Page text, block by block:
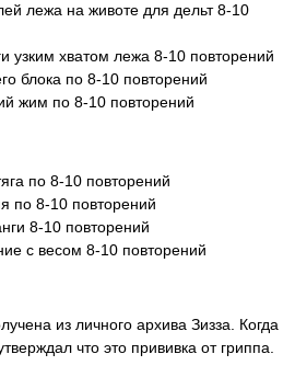
лежа на животе для дельт 8-10
узким хватом лежа 8-10 повторений
блока по 8-10 повторений
жим по 8-10 повторений
по 8-10 повторений
по 8-10 повторений
8-10 повторений
с весом 8-10 повторений
из личного архива Зизза. Когда
что это прививка от гриппа.